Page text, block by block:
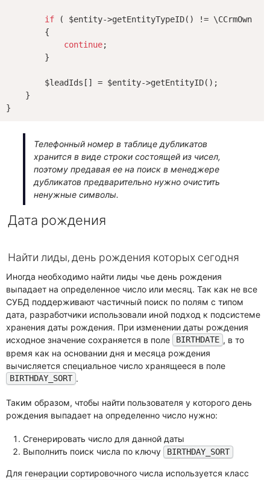
if ( $entity->getEntityTypeID() !=
        {
continue;
        }
        $leadIds[] = $entity->getEntityID();
    }
Телефонный номер в таблице дубликатов
хранится в виде строки состоящей из чисел,
поэтому предавая ее на поиск в менеджере
дубликатов предварительно нужно очистить
ненужные символы.
Дата рождения
Найти лиды, день рождения которых сегодня
Иногда необходимо найти лиды чье день рождения
выпадает на определенное число или месяц. Так как не все
СУБД поддерживают частичный поиск по полям с типом
дата, разработчики использовали иной подход к подсистеме
хранения даты рождения. При изменении даты рождения
исходное значение сохраняется в поле
BIRTHDATE , в то
время как на основании дня и месяца рождения
вычисляется специальное число хранящееся в поле
BIRTHDAY_SORT .
Таким образом, чтобы найти пользователя у которого день
рождения выпадает на определенно число нужно:
Сгенерировать число для данной даты
Выполнить поиск числа по ключу
BIRTHDAY_SORT
Для генерации сортировочного числа используется класс